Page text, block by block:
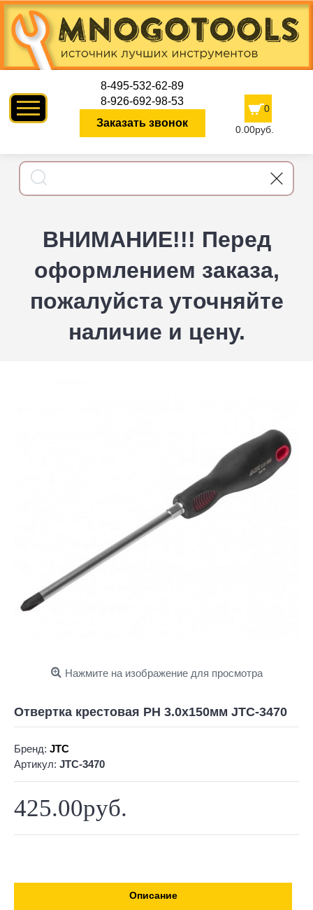
8-495-532-62-89
8-926-692-98-53
Заказать звонок
0
0.00руб.
ВНИМАНИЕ!!! Перед
оформлением заказа,
пожалуйста уточняйте
наличие и цену.
Нажмите на изображение для просмотра
Отвертка крестовая PH 3.0х150мм JTC-3470
Бренд: JTC
Артикул: JTC-3470
425.00руб.
Описание